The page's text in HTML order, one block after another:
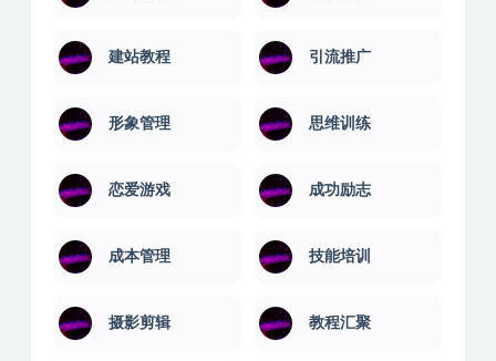
建站教程 引流推广
形象管理 思维训练
恋爱游戏 成功励志
成本管理 技能培训
摄影剪辑 教程汇聚